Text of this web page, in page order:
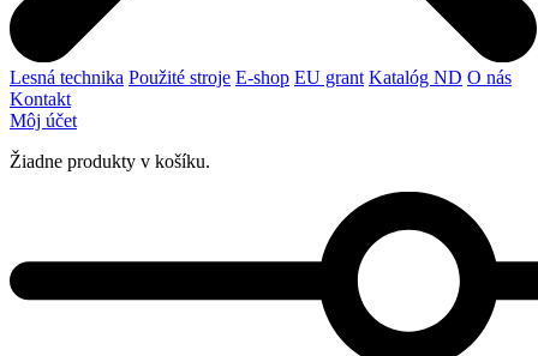
Lesná technika Použité stroje E-shop EU grant Katalóg ND O nás
Kontakt
Môj účet
Žiadne produkty v košíku.